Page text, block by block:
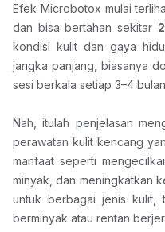
Efek Microbotox mulai
dan bisa bertahan sekitar
kondisi kulit dan gaya
jangka panjang, biasanya
sesi berkala setiap 3–4
Nah, itulah penjelasan
perawatan kulit kencang
manfaat seperti
minyak, dan meningkatkan
untuk berbagai jenis kulit,
berminyak atau rentan